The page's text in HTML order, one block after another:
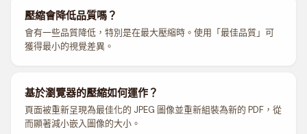
壓縮會降低品質嗎？
會有一些品質降低，特別是在最大壓縮時。使用「最佳品質」可
獲得最小的視覺差異。
基於瀏覽器的壓縮如何運作？
頁面被重新呈現為最佳化的 JPEG 圖像並重新組裝為新的 PDF，從
而顯著減小嵌入圖像的大小。